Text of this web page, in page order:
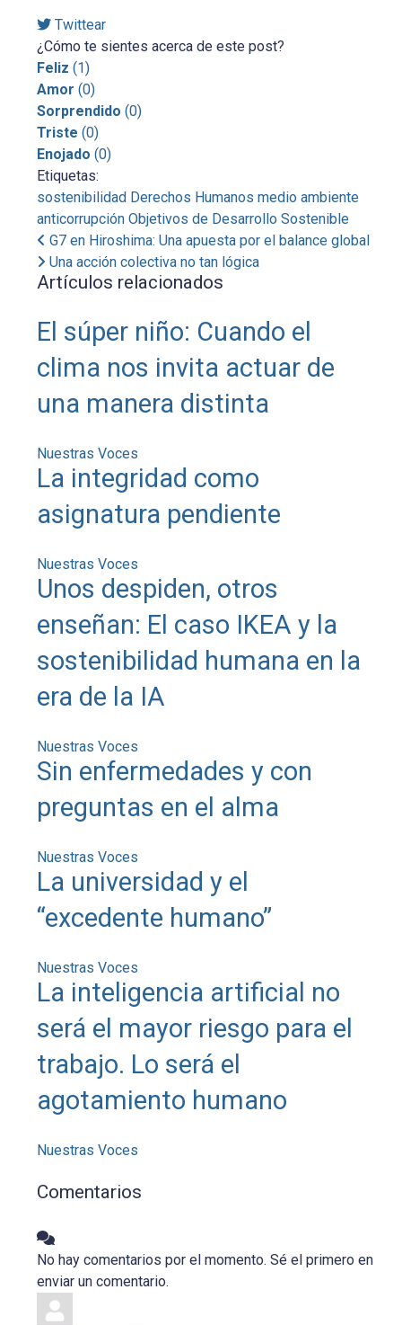
Twittear
¿Cómo te sientes acerca de este post?
Feliz (1)
Amor (0)
Sorprendido (0)
Triste (0)
Enojado (0)
Etiquetas:
sostenibilidad Derechos Humanos medio ambiente
anticorrupción Objetivos de Desarrollo Sostenible
G7 en Hiroshima: Una apuesta por el balance global
Una acción colectiva no tan lógica
Artículos relacionados
El súper niño: Cuando el
clima nos invita actuar de
una manera distinta
Nuestras Voces
La integridad como
asignatura pendiente
Nuestras Voces
Unos despiden, otros
enseñan: El caso IKEA y la
sostenibilidad humana en la
era de la IA
Nuestras Voces
Sin enfermedades y con
preguntas en el alma
Nuestras Voces
La universidad y el
“excedente humano”
Nuestras Voces
La inteligencia artificial no
será el mayor riesgo para el
trabajo. Lo será el
agotamiento humano
Nuestras Voces
Comentarios
No hay comentarios por el momento. Sé el primero en
enviar un comentario.